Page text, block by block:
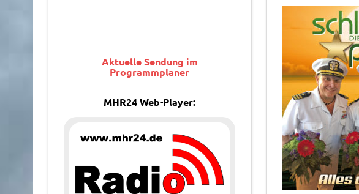
Aktuelle Sendung im
Programmplaner
MHR24 Web-Player: